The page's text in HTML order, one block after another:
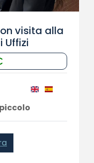
visita alla
Uffizi